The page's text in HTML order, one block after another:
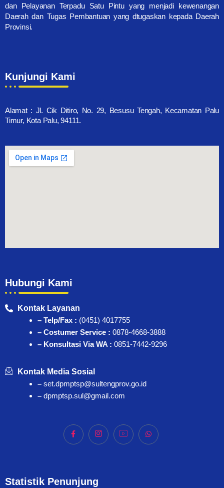
dan Pelayanan Terpadu Satu Pintu yang menjadi kewenangan
Daerah dan Tugas Pembantuan yang dtugaskan kepada Daerah
Provinsi.
Kunjungi Kami
Alamat : Jl. Cik Ditiro, No. 29, Besusu Tengah, Kecamatan Palu
Timur, Kota Palu, 94111.
Hubungi Kami
Kontak Layanan
– Telp/Fax : (0451) 4017755
– Costumer Service : 0878-4668-3888
– Konsultasi Via WA : 0851-7442-9296
Kontak Media Sosial
– set.dpmptsp@sultengprov.go.id
– dpmptsp.sul@gmail.com
Statistik Penunjung